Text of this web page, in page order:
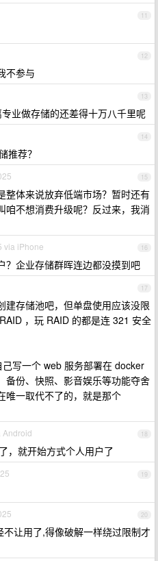
11
12
不参与
13
业做存储的还差得十万八千里呢
14
推荐？
15
整体来说放弃低端市场？暂时还有
咱不想消费升级呢？反过来，我消
16
via iPhone
？企业存储群晖连边都没摸到吧
17
建存储池吧，但单盘使用应该没限
，玩 RAID 的都是连 321 安全
写一个 web 服务部署在 docker
备份、快照、影音娱乐等功能夺舍
唯一取代不了的，就是那个
18
Android
，就开始方式个人用户了
19
20
不让用了,得像破解一样绕过限制才